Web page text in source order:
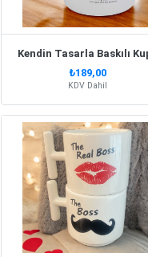
Kendin Tasarla Baskılı
₺189,00
KDV Dahil